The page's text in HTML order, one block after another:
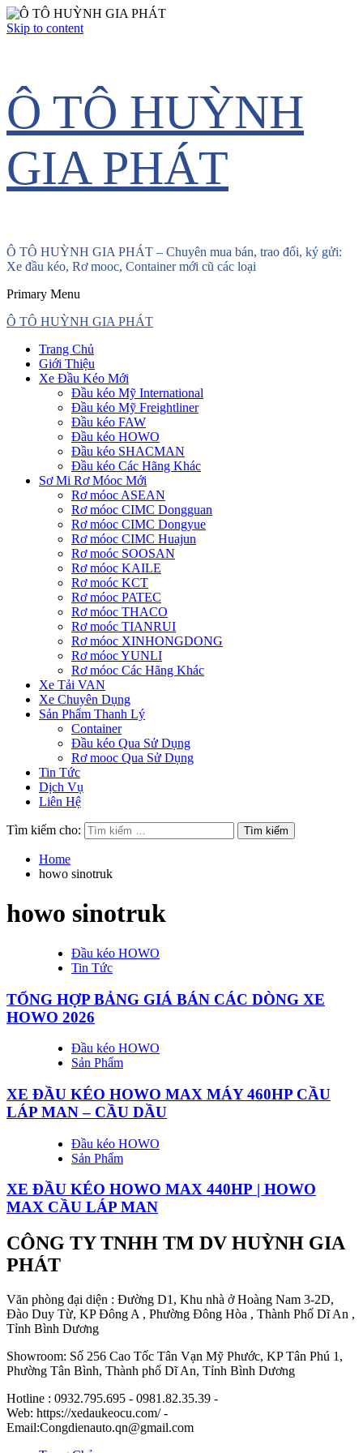
Skip to content
Ô TÔ HUỲNH
GIA PHÁT
Ô TÔ HUỲNH GIA PHÁT – Chuyên mua bán, trao đổi, ký gửi:
Xe đầu kéo, Rơ mooc, Container mới cũ các loại
Primary Menu
Ô TÔ HUỲNH GIA PHÁT
Trang Chủ
Giới Thiệu
Xe Đầu Kéo Mới
Đầu kéo Mỹ International
Đầu kéo Mỹ Freightliner
Đầu kéo FAW
Đầu kéo HOWO
Đầu kéo SHACMAN
Đầu kéo Các Hãng Khác
Sơ Mi Rơ Móoc Mới
Rơ móoc ASEAN
Rơ móoc CIMC Dongguan
Rơ móoc CIMC Dongyue
Rơ móoc CIMC Huajun
Rơ moóc SOOSAN
Rơ móoc KAILE
Rơ moóc KCT
Rơ móoc PATEC
Rơ móoc THACO
Rơ moóc TIANRUI
Rơ móoc XINHONGDONG
Rơ móoc YUNLI
Rơ móoc Các Hãng Khác
Xe Tải VAN
Xe Chuyên Dụng
Sản Phẩm Thanh Lý
Container
Đầu kéo Qua Sử Dụng
Rơ mooc Qua Sử Dụng
Tin Tức
Dịch Vụ
Liên Hệ
Tìm kiếm cho:
Home
howo sinotruk
howo sinotruk
Đầu kéo HOWO
Tin Tức
TỔNG HỢP BẢNG GIÁ BÁN CÁC DÒNG XE
HOWO 2026
Đầu kéo HOWO
Sản Phẩm
XE ĐẦU KÉO HOWO MAX MÁY 460HP CẦU
LÁP MAN – CẦU DẦU
Đầu kéo HOWO
Sản Phẩm
XE ĐẦU KÉO HOWO MAX 440HP | HOWO
MAX CẦU LÁP MAN
CÔNG TY TNHH TM DV HUỲNH GIA
PHÁT
Văn phòng đại diện : Đường D1, Khu nhà ở Hoàng Nam 3-2D,
Đào Duy Từ, KP Đông A , Phường Đông Hòa , Thành Phố Dĩ An ,
Tỉnh Bình Dương
Showroom: Số 256 Cao Tốc Tân Vạn Mỹ Phước, KP Tân Phú 1,
Phường Tân Bình, Thành phố Dĩ An, Tỉnh Bình Dương
Hotline : 0932.795.695 - 0981.82.35.39 -
Web: https://xedaukeocu.com/ -
Email:Congdienauto.qn@gmail.com